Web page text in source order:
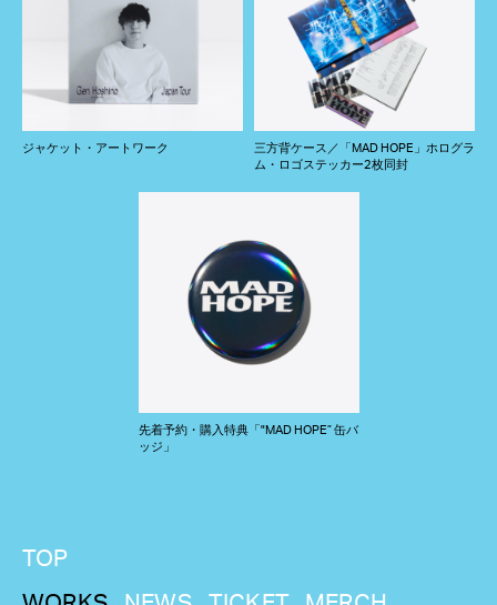
ジャケット・アートワーク
三方背ケース／「MAD HOPE」ホログラ
ム・ロゴステッカー2枚同封
先着予約・購入特典「"MAD HOPE” 缶バ
ッジ」
TOP